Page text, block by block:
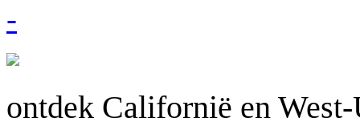
-
ontdek Californië en